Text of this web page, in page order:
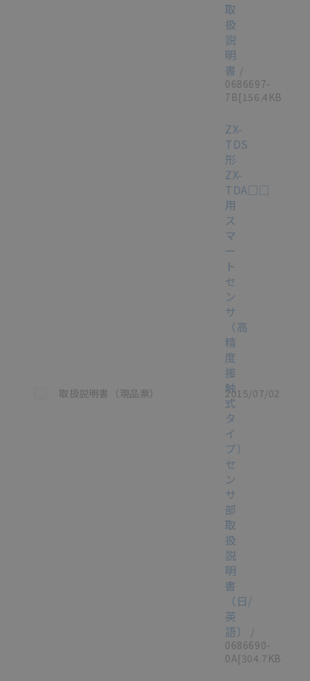
取
扱
説
明
書 /
0686697-
7B[156.4KB]
この資料を選択
取扱説明書（現品票）
ZX-
TDS
形
ZX-
TDA□□
用
ス
マ
ー
ト
セ
ン
サ
（高
精
度
接
触
式
タ
イ
プ）
セ
ン
サ
部
取
扱
説
明
書
（日/
英
語）
/
0686690-
0A[304.7KB]
2015/07/02